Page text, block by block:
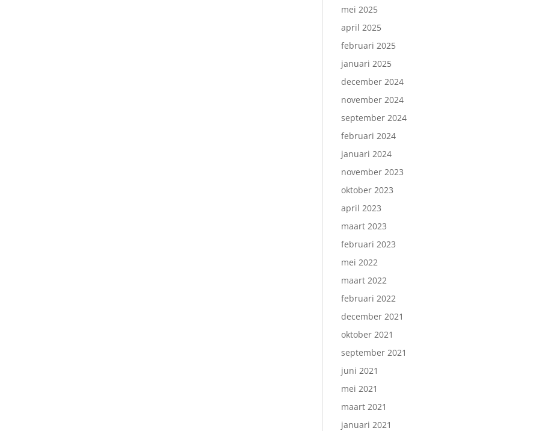
mei 2025
april 2025
februari 2025
januari 2025
december 2024
november 2024
september 2024
februari 2024
januari 2024
november 2023
oktober 2023
april 2023
maart 2023
februari 2023
mei 2022
maart 2022
februari 2022
december 2021
oktober 2021
september 2021
juni 2021
mei 2021
maart 2021
januari 2021